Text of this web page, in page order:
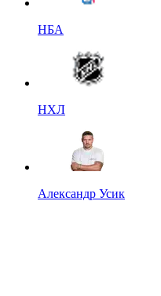
НБА
НХЛ
Александр Усик